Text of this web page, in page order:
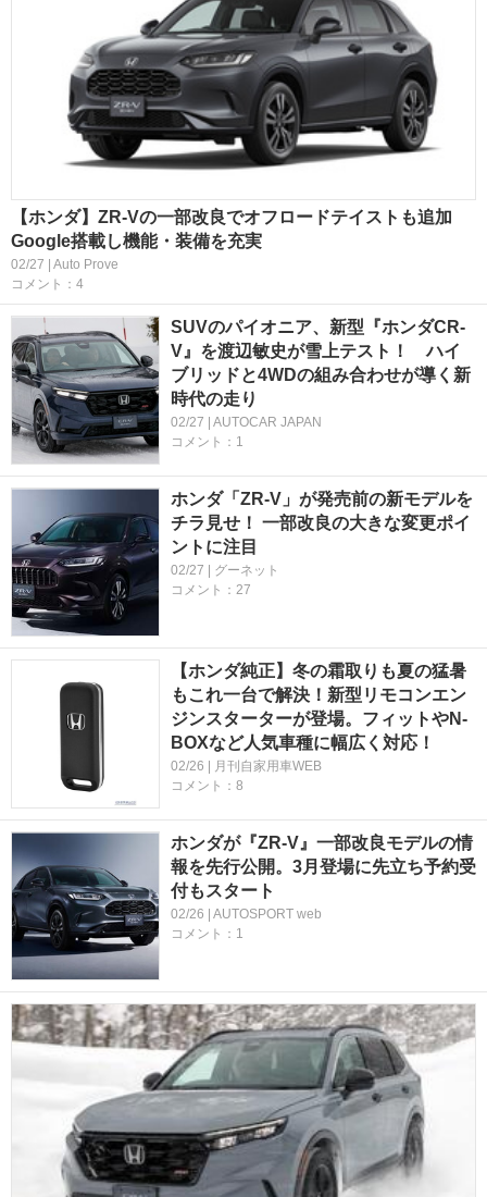
【ホンダ】ZR-Vの一部改良でオフロードテイストも追加
Google搭載し機能・装備を充実
02/27 | Auto Prove
コメント：4
SUVのパイオニア、新型『ホンダCR-
V』を渡辺敏史が雪上テスト！ ハイ
ブリッドと4WDの組み合わせが導く新
時代の走り
02/27 | AUTOCAR JAPAN
コメント：1
ホンダ「ZR-V」が発売前の新モデルを
チラ見せ！ 一部改良の大きな変更ポイ
ントに注目
02/27 | グーネット
コメント：27
【ホンダ純正】冬の霜取りも夏の猛暑
もこれ一台で解決！新型リモコンエン
ジンスターターが登場。フィットやN-
BOXなど人気車種に幅広く対応！
02/26 | 月刊自家用車WEB
コメント：8
ホンダが『ZR-V』一部改良モデルの情
報を先行公開。3月登場に先立ち予約受
付もスタート
02/26 | AUTOSPORT web
コメント：1